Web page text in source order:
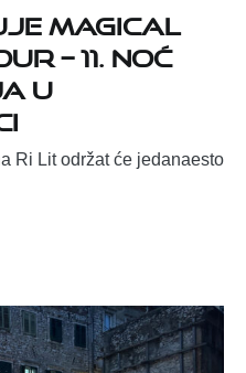
MAGICAL
– 11. noć
u
Ri Lit održat će jedanaesto